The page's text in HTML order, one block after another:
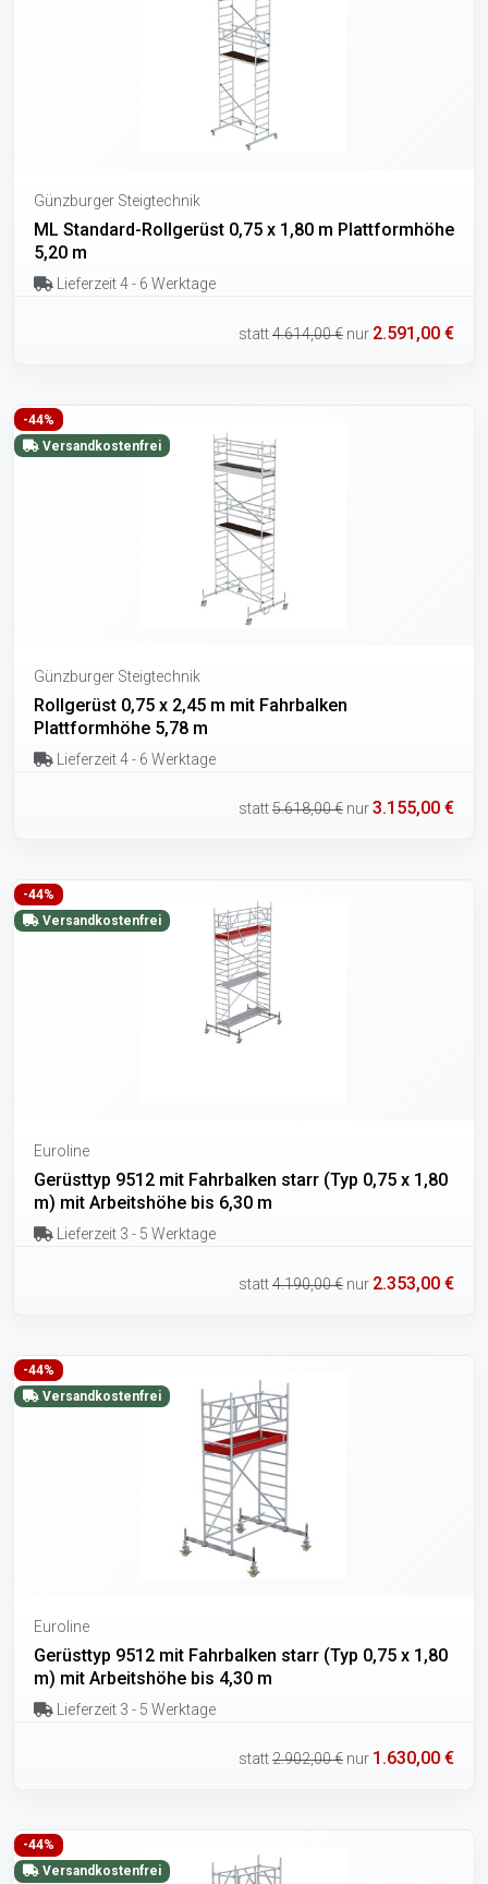
Günzburger Steigtechnik
ML Standard-Rollgerüst 0,75 x 1,80 m Plattformhöhe
5,20 m
Lieferzeit 4 - 6 Werktage
statt4.614,00 € nur 2.591,00 €
-44%
Versandkostenfrei
Günzburger Steigtechnik
Rollgerüst 0,75 x 2,45 m mit Fahrbalken
Plattformhöhe 5,78 m
Lieferzeit 4 - 6 Werktage
statt5.618,00 € nur3.155,00 €
-44%
Versandkostenfrei
Euroline
Gerüsttyp 9512 mit Fahrbalken starr (Typ 0,75 x 1,80
m) mit Arbeitshöhe bis 6,30 m
Lieferzeit 3 - 5 Werktage
statt4.190,00 € nur 2.353,00 €
-44%
Versandkostenfrei
Euroline
Gerüsttyp 9512 mit Fahrbalken starr (Typ 0,75 x 1,80
m) mit Arbeitshöhe bis 4,30 m
Lieferzeit 3 - 5 Werktage
statt2.902,00 € nur 1.630,00 €
-44%
Versandkostenfrei